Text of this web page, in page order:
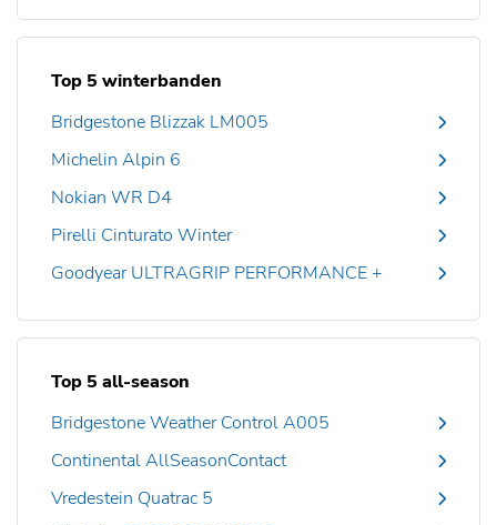
Top 5 winterbanden
Bridgestone Blizzak LM005
Michelin Alpin 6
Nokian WR D4
Pirelli Cinturato Winter
Goodyear ULTRAGRIP PERFORMANCE +
Top 5 all-season
Bridgestone Weather Control A005
Continental AllSeasonContact
Vredestein Quatrac 5